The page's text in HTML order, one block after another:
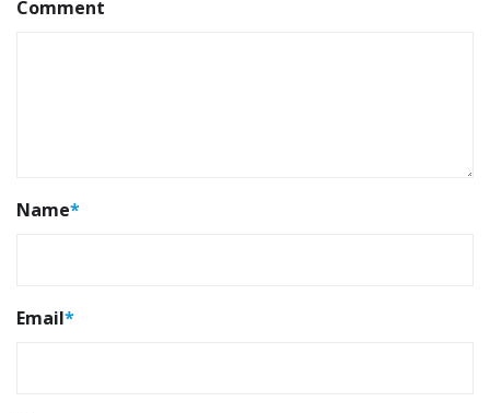
Comment
Name*
Email*